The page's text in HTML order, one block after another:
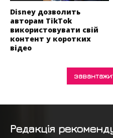
Disney дозволить
авторам TikTok
використовувати свій
контент у коротких
відео
Редакція